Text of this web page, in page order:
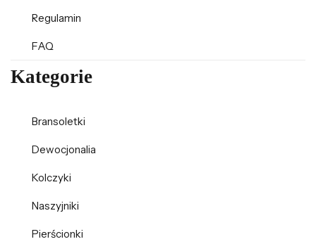
Regulamin
FAQ
Kategorie
Bransoletki
Dewocjonalia
Kolczyki
Naszyjniki
Pierścionki